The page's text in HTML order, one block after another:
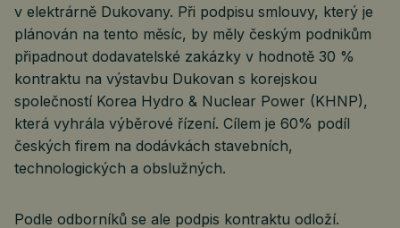
v elektrárně Dukovany. Při podpisu smlouvy, který je
plánován na tento měsíc, by měly českým podnikům
připadnout dodavatelské zakázky v hodnotě 30 %
kontraktu na výstavbu Dukovan s korejskou
společností Korea Hydro & Nuclear Power (KHNP),
která vyhrála výběrové řízení. Cílem je 60% podíl
českých firem na dodávkách stavebních,
technologických a obslužných.
Podle odborníků se ale podpis kontraktu odloží.